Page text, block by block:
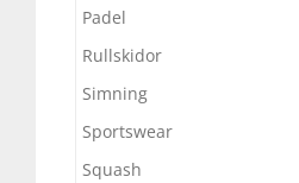
Väskor
Övrigt
Väskor
Övrigt
Rullskidor
Simning
Padel
Rullskidor
Simning
Sportswear
Squash